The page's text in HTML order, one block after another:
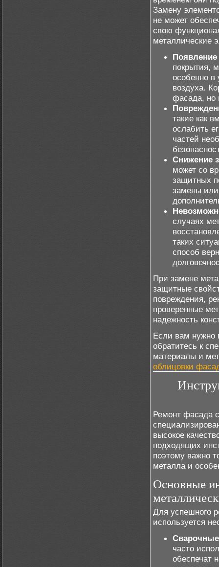
Замену
не может
свою
металлические
покрытия,
особенно в
воздуха.
фасада, но
такие как
ослабить
частей
Снижение
может со
защитных
замены или
случаях
таких
способ
При замене
защитные
повреждения,
проверенные
надежность
Если вам нужно
обратитесь к
материалы и
облицовки
Ремонт фасада
высокое
подходящих
поэтому важно
металла и
Основные
Для успешного
используется
часто
обеспечат